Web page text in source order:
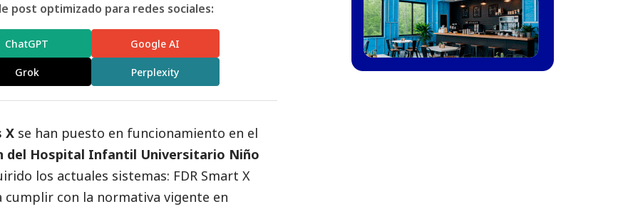
post optimizado para redes sociales:
ChatGPT Google AI
Grok Perplexity
X se han puesto en funcionamiento en el
del Hospital Infantil Universitario Niño
los actuales sistemas: FDR Smart X
cumplir con la normativa vigente en